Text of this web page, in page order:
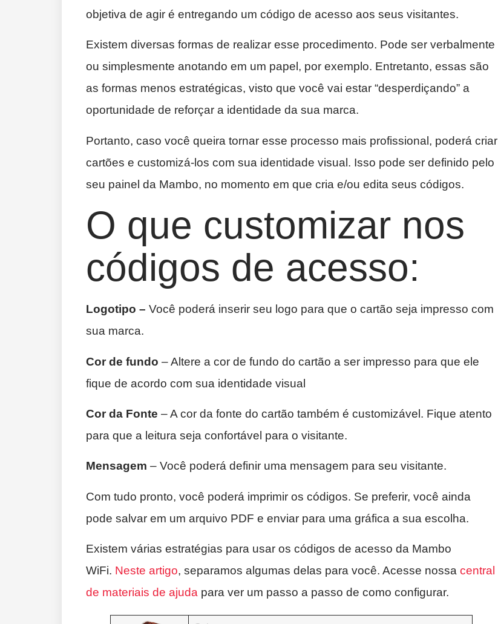
objetiva de agir é entregando um código de acesso aos seus visitantes.
Existem diversas formas de realizar esse procedimento. Pode ser verbalmente
ou simplesmente anotando em um papel, por exemplo. Entretanto, essas são
as formas menos estratégicas, visto que você vai estar “desperdiçando” a
oportunidade de reforçar a identidade da sua marca.
Portanto, caso você queira tornar esse processo mais profissional, poderá criar
cartões e customizá-los com sua identidade visual. Isso pode ser definido pelo
seu painel da Mambo, no momento em que cria e/ou edita seus códigos.
O que customizar nos
códigos de acesso:
Logotipo – Você poderá inserir seu logo para que o cartão seja impresso com
sua marca.
Cor de fundo – Altere a cor de fundo do cartão a ser impresso para que ele
fique de acordo com sua identidade visual
Cor da Fonte – A cor da fonte do cartão também é customizável. Fique atento
para que a leitura seja confortável para o visitante.
Mensagem – Você poderá definir uma mensagem para seu visitante.
Com tudo pronto, você poderá imprimir os códigos. Se preferir, você ainda
pode salvar em um arquivo PDF e enviar para uma gráfica a sua escolha.
Existem várias estratégias para usar os códigos de acesso da Mambo
WiFi. Neste artigo, separamos algumas delas para você. Acesse nossa central
de materiais de ajuda para ver um passo a passo de como configurar.